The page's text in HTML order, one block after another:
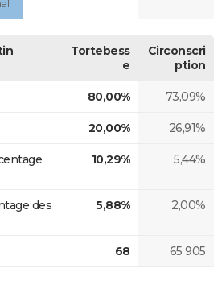
Tortebess
e
Circonscri
ption
80,00% 73,09%
20,00% 26,91%
10,29% 5,44%
des
5,88% 2,00%
68 65 905